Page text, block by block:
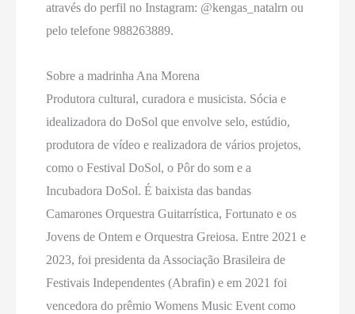
através do perfil no Instagram: @kengas_natalrn ou
pelo telefone 988263889.
Sobre a madrinha Ana Morena
Produtora cultural, curadora e musicista. Sócia e
idealizadora do DoSol que envolve selo, estúdio,
produtora de vídeo e realizadora de vários projetos,
como o Festival DoSol, o Pôr do som e a
Incubadora DoSol. É baixista das bandas
Camarones Orquestra Guitarrística, Fortunato e os
Jovens de Ontem e Orquestra Greiosa. Entre 2021 e
2023, foi presidenta da Associação Brasileira de
Festivais Independentes (Abrafin) e em 2021 foi
vencedora do prêmio Womens Music Event como